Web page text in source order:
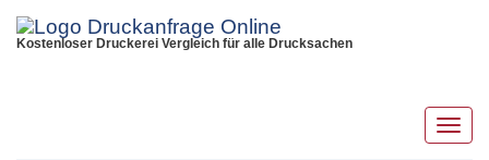
Kostenloser Druckerei Vergleich für alle Drucksachen